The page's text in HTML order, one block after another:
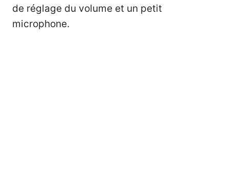
de réglage du volume et un petit
microphone.